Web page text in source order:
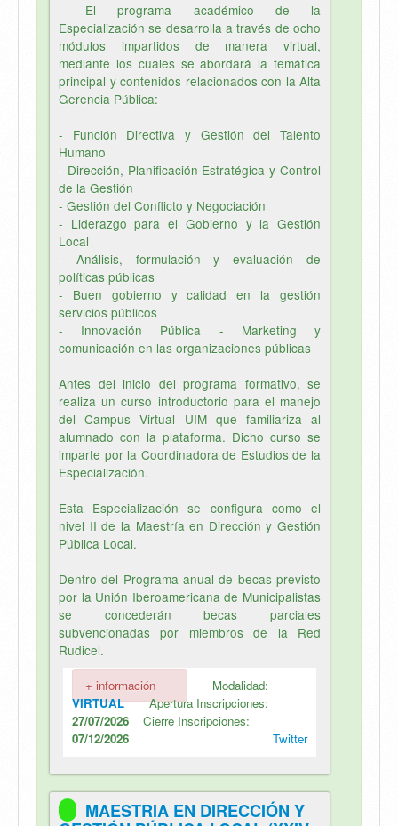
El programa académico de la
Especialización se desarrolla a través de ocho
módulos impartidos de manera virtual,
mediante los cuales se abordará la temática
principal y contenidos relacionados con la Alta
Gerencia Pública:
- Función Directiva y Gestión del Talento
Humano
- Dirección, Planificación Estratégica y Control
de la Gestión
- Gestión del Conflicto y Negociación
- Liderazgo para el Gobierno y la Gestión
Local
- Análisis, formulación y evaluación de
políticas públicas
- Buen gobierno y calidad en la gestión
servicios públicos
- Innovación Pública - Marketing y
comunicación en las organizaciones públicas
Antes del inicio del programa formativo, se
realiza un curso introductorio para el manejo
del Campus Virtual UIM que familiariza al
alumnado con la plataforma. Dicho curso se
imparte por la Coordinadora de Estudios de la
Especialización.
Esta Especialización se configura como el
nivel II de la Maestría en Dirección y Gestión
Pública Local.
Dentro del Programa anual de becas previsto
por la Unión Iberoamericana de Municipalistas
se concederán becas parciales
subvencionadas por miembros de la Red
Rudicel.
+ información
Modalidad:
VIRTUALApertura Inscripciones:
27/07/2026Cierre Inscripciones:
07/12/2026
Twitter
MAESTRIA EN DIRECCIÓN Y